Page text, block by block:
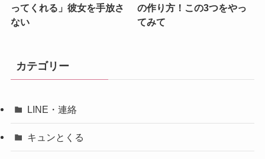
ってくれる」彼女を手放さ
ない
の作り方！この3つをやっ
てみて
カテゴリー
LINE・連絡
キュンとくる